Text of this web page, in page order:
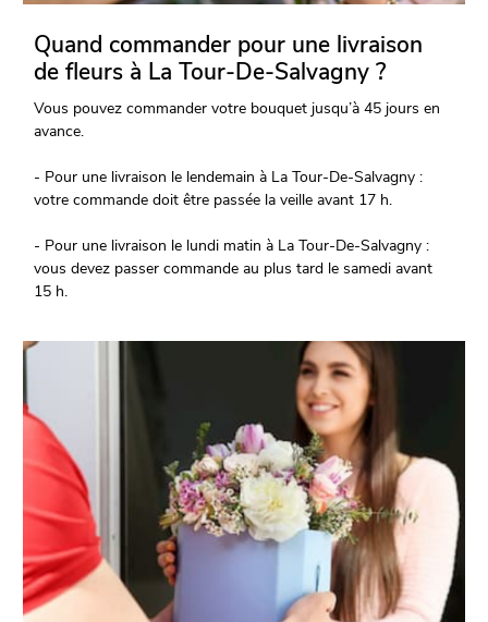
Quand commander pour une livraison
de fleurs à La Tour-De-Salvagny ?
Vous pouvez commander votre bouquet jusqu’à 45 jours en
avance.
- Pour une livraison le lendemain à La Tour-De-Salvagny :
votre commande doit être passée la veille avant 17 h.
- Pour une livraison le lundi matin à La Tour-De-Salvagny :
vous devez passer commande au plus tard le samedi avant
15 h.